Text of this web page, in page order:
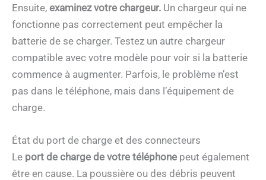
Ensuite, examinez votre chargeur. Un chargeur qui ne
fonctionne pas correctement peut empêcher la
batterie de se charger. Testez un autre chargeur
compatible avec votre modèle pour voir si la batterie
commence à augmenter. Parfois, le problème n’est
pas dans le téléphone, mais dans l’équipement de
charge.
État du port de charge et des connecteurs
Le port de charge de votre téléphone peut également
être en cause. La poussière ou des débris peuvent